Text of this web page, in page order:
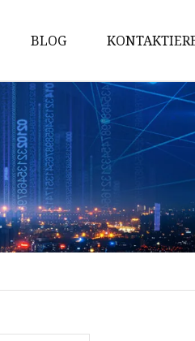
BLOG